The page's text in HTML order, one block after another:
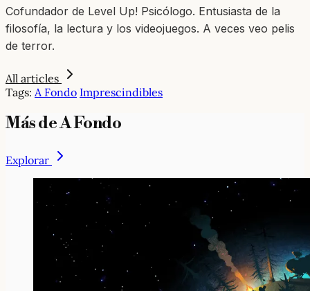
Cofundador de Level Up! Psicólogo. Entusiasta de la
filosofía, la lectura y los videojuegos. A veces veo pelis
de terror.
All articles
Tags: A Fondo Imprescindibles
Más de A Fondo
Explorar